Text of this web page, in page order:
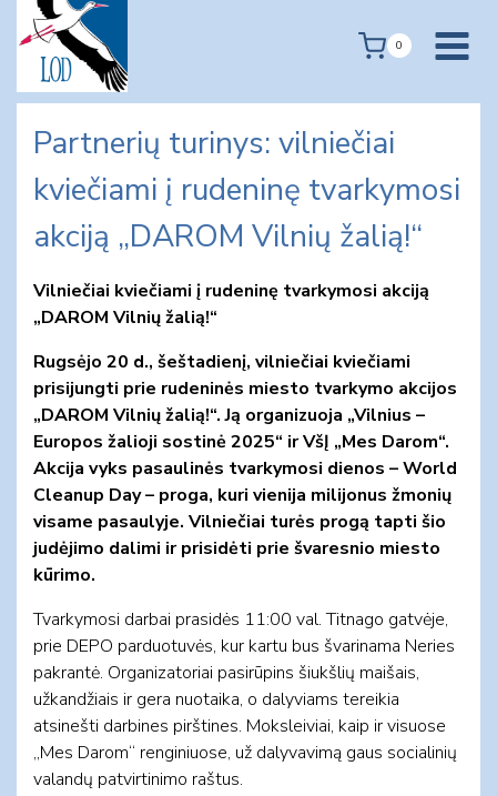
content
0
Partnerių turinys: vilniečiai
kviečiami į rudeninę tvarkymosi
akciją „DAROM Vilnių žalią!“
Vilniečiai kviečiami į rudeninę tvarkymosi akciją
„DAROM Vilnių žalią!“
Rugsėjo 20 d., šeštadienį, vilniečiai kviečiami
prisijungti prie rudeninės miesto tvarkymo akcijos
„DAROM Vilnių žalią!“. Ją organizuoja „Vilnius –
Europos žalioji sostinė 2025“ ir VšĮ „Mes Darom“.
Akcija vyks pasaulinės tvarkymosi dienos – World
Cleanup Day – proga, kuri vienija milijonus žmonių
visame pasaulyje. Vilniečiai turės progą tapti šio
judėjimo dalimi ir prisidėti prie švaresnio miesto
kūrimo.
Tvarkymosi darbai prasidės 11:00 val. Titnago gatvėje,
prie DEPO parduotuvės, kur kartu bus švarinama Neries
pakrantė. Organizatoriai pasirūpins šiukšlių maišais,
užkandžiais ir gera nuotaika, o dalyviams tereikia
atsinešti darbines pirštines. Moksleiviai, kaip ir visuose
„Mes Darom“ renginiuose, už dalyvavimą gaus socialinių
valandų patvirtinimo raštus.